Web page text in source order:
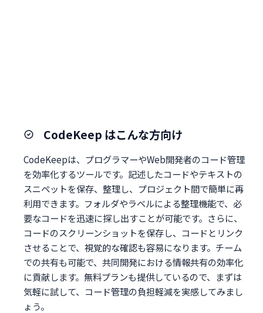
CodeKeep はこんな方向け
CodeKeepは、プログラマーやWeb開発者のコード管理
を効率化するツールです。記述したコードやテキストの
スニペットを保存、整理し、プロジェクト間で簡単に再
利用できます。フォルダやラベルによる整理機能で、必
要なコードを迅速に探し出すことが可能です。さらに、
コードのスクリーンショットを保存し、コードとリンク
させることで、視覚的な確認も容易になります。チーム
での共有も可能で、共同開発における情報共有の効率化
に貢献します。無料プランも提供しているので、まずは
気軽に試して、コード管理の負担軽減を実感してみまし
ょう。